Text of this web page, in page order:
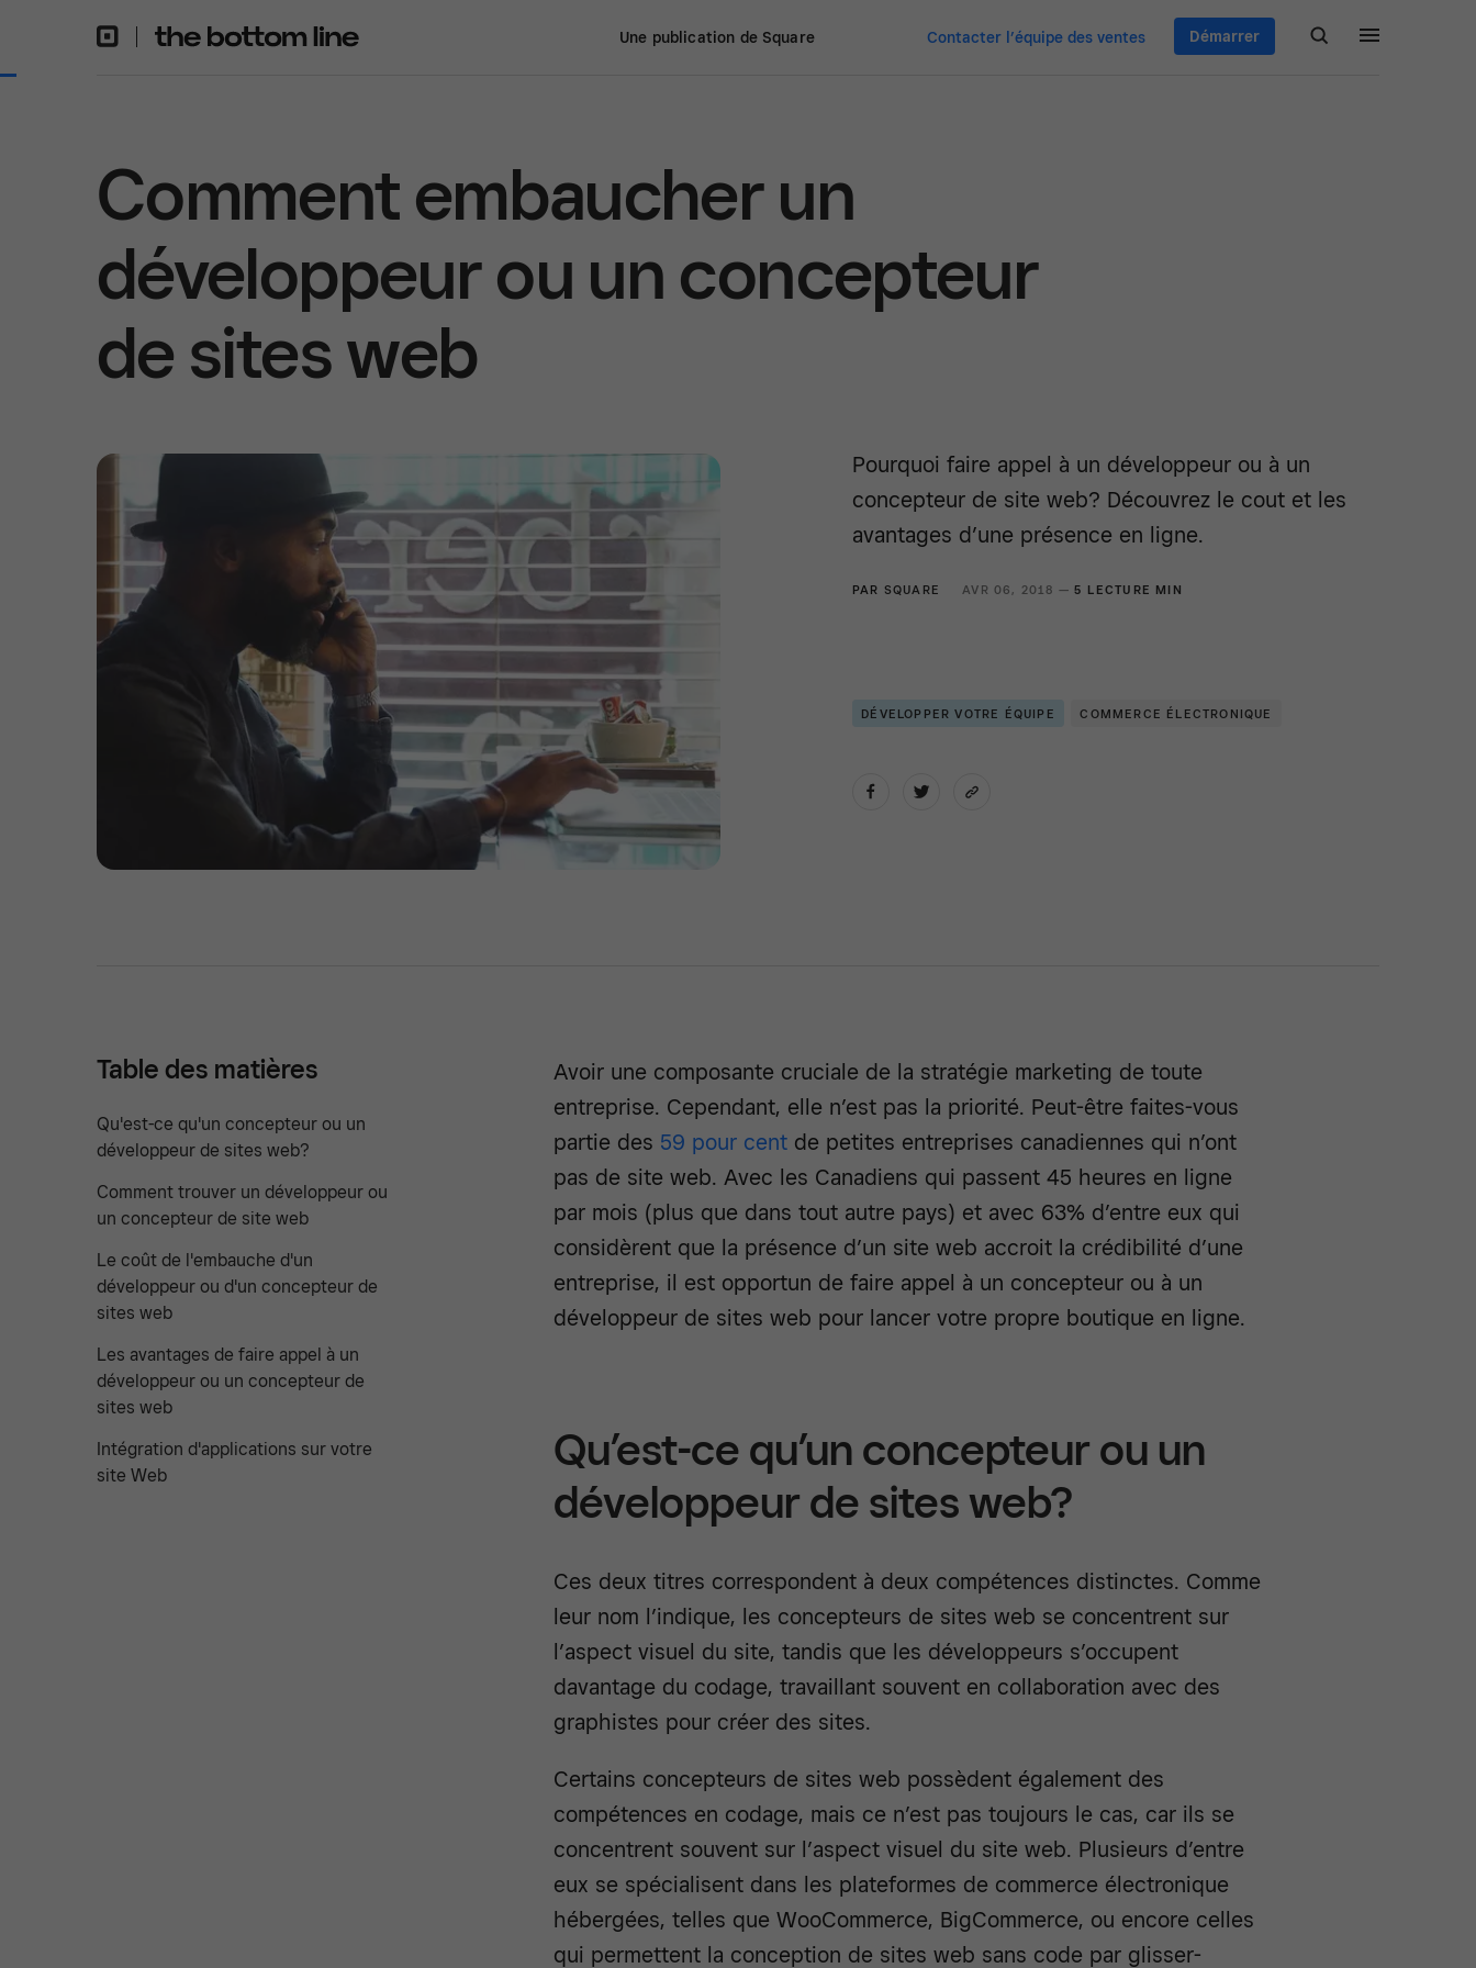
Une publication de Square Contacter l’équipe des ventes Démarrer
Comment embaucher un
développeur ou un concepteur
de sites web
Pourquoi faire appel à un développeur ou à un
concepteur de site web? Découvrez le cout et les
avantages d’une présence en ligne.
PAR SQUARE AVR 06, 2018 —5 LECTURE MIN
DÉVELOPPER VOTRE ÉQUIPE COMMERCE ÉLECTRONIQUE
Table des matières
Qu'est-ce qu'un concepteur ou un
développeur de sites web?
Comment trouver un développeur ou
un concepteur de site web
Le coût de l'embauche d'un
développeur ou d'un concepteur de
sites web
Les avantages de faire appel à un
développeur ou un concepteur de
sites web
Intégration d'applications sur votre
site Web
Avoir une composante cruciale de la stratégie marketing de toute
entreprise. Cependant, elle n’est pas la priorité. Peut-être faites-vous
partie des 59 pour cent de petites entreprises canadiennes qui n’ont
pas de site web. Avec les Canadiens qui passent 45 heures en ligne
par mois (plus que dans tout autre pays) et avec 63% d’entre eux qui
considèrent que la présence d’un site web accroit la crédibilité d’une
entreprise, il est opportun de faire appel à un concepteur ou à un
développeur de sites web pour lancer votre propre boutique en ligne.
Qu’est-ce qu’un concepteur ou un
développeur de sites web?
Ces deux titres correspondent à deux compétences distinctes. Comme
leur nom l’indique, les concepteurs de sites web se concentrent sur
l’aspect visuel du site, tandis que les développeurs s’occupent
davantage du codage, travaillant souvent en collaboration avec des
graphistes pour créer des sites.
Certains concepteurs de sites web possèdent également des
compétences en codage, mais ce n’est pas toujours le cas, car ils se
concentrent souvent sur l’aspect visuel du site web. Plusieurs d’entre
eux se spécialisent dans les plateformes de commerce électronique
hébergées, telles que WooCommerce, BigCommerce, ou encore celles
qui permettent la conception de sites web sans code par glisser-